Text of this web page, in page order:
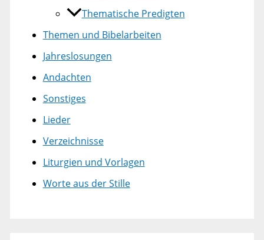
Thematische Predigten
Themen und Bibelarbeiten
Jahreslosungen
Andachten
Sonstiges
Lieder
Verzeichnisse
Liturgien und Vorlagen
Worte aus der Stille